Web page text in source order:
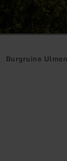
Burgruine Ulmen